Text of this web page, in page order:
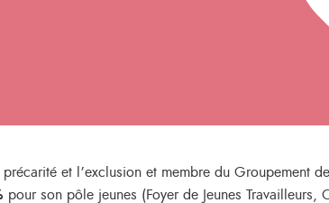
et l’exclusion et membre du Groupement
pour son pôle jeunes (Foyer de Jeunes Travailleurs,